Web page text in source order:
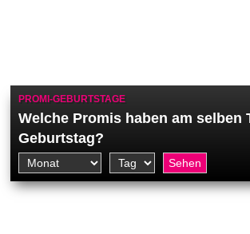
PROMI-GEBURTSTAGE
Welche Promis haben am selben
Geburtstag?